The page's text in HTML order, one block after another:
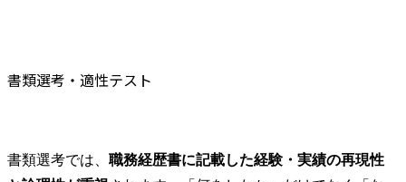
書類選考・適性テスト
書類選考では、 職務経歴書に記載した経験・実績の再現性